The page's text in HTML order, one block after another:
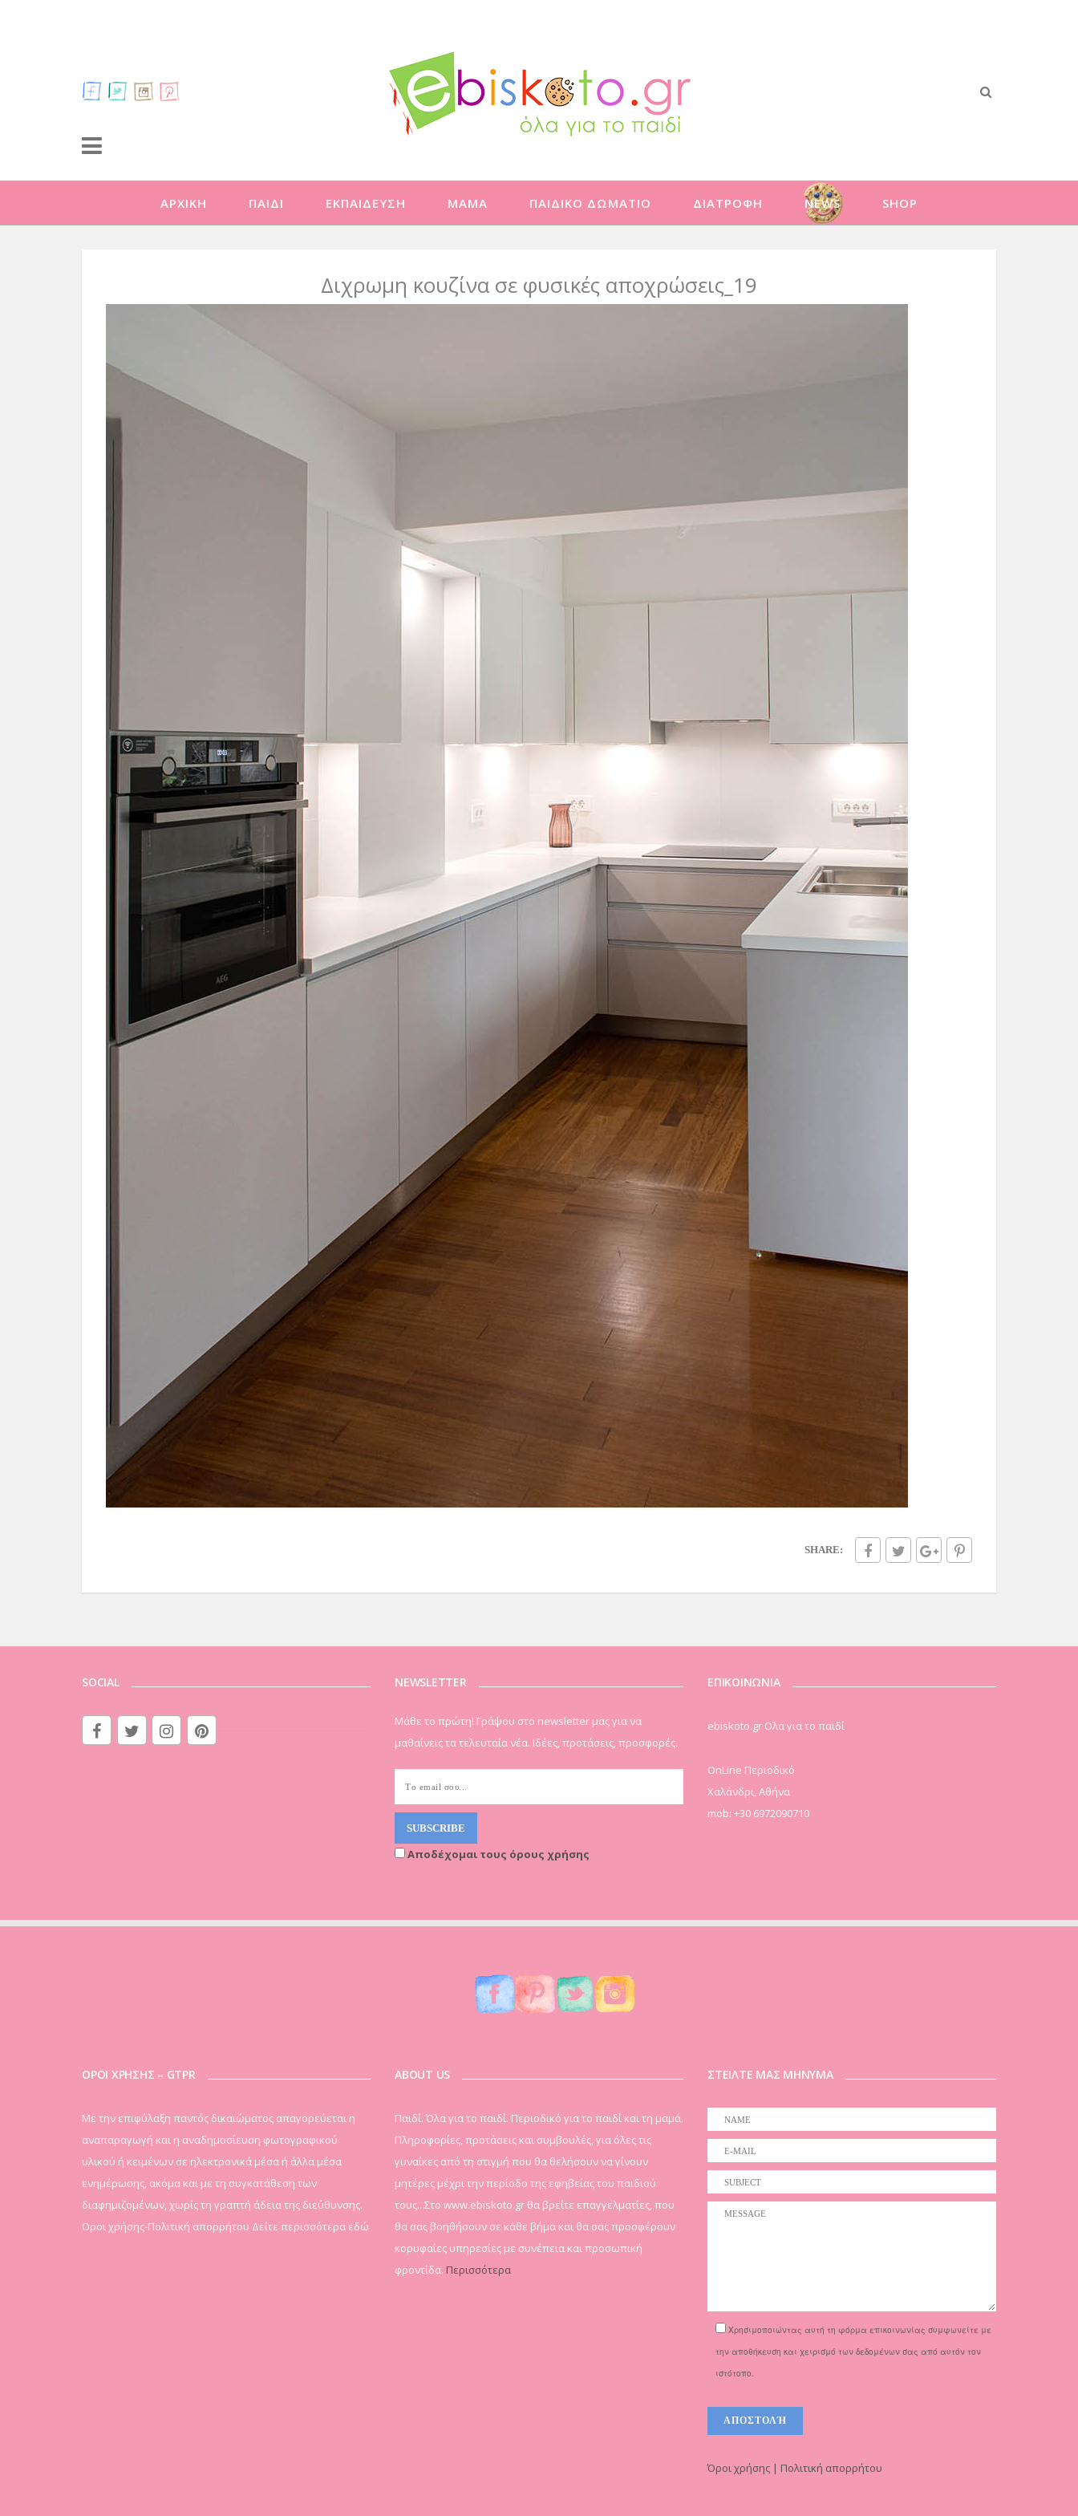
ΑΡΧΙΚΗ ΠΑΙΔΙ ΕΚΠΑΙΔΕΥΣΗ ΜΑΜΑ ΠΑΙΔΙΚΟ ΔΩΜΑΤΙΟ ΔΙΑΤΡΟΦΗ NEWS SHOP
Διχρωμη κουζίνα σε φυσικές αποχρώσεις_19
SHARE:
SOCIAL NEWSLETTER
Μάθε το πρώτη! Γράψου στο newsletter μας για να
μαθαίνεις τα τελευταία νέα. Ιδέες, προτάσεις, προσφορές.
Αποδέχομαι τους όρους χρήσης
ΕΠΙΚΟΙΝΩΝΙΑ
ebiskoto.gr Ολα για το παιδί
OnLine Περιοδικό
Χαλάνδρι, Αθήνα
mob: +30 6972090710
ΟΡΟΙ ΧΡΗΣΗΣ – GTPR
Mε την επιφύλαξη παντός δικαιώματος απαγορεύεται η
αναπαραγωγή και η αναδημοσίευση φωτογραφικού
υλικού ή κειμένων σε ηλεκτρονικά μέσα ή άλλα μέσα
ενημέρωσης, ακόμα και με τη συγκατάθεση των
διαφημιζομένων, χωρίς τη γραπτή άδεια της διεύθυνσης.
Οροι χρήσης-Πολιτική απορρήτου Δείτε περισσότερα εδώ
ABOUT US
Παιδί. Όλα για το παιδί. Περιοδικό για το παιδί και τη μαμά.
Πληροφορίες, προτάσεις και συμβουλές, για όλες τις
γυναίκες από τη στιγμή που θα θελήσουν να γίνουν
μητέρες μέχρι την περίοδο της εφηβείας του παιδιού
τους...Στο www.ebiskoto.gr θα βρείτε επαγγελματίες, που
θα σας βοηθήσουν σε κάθε βήμα και θα σας προσφέρουν
κορυφαίες υπηρεσίες με συνέπεια και προσωπική
φροντίδα. Περισσότερα
ΣΤΕΙΛΤΕ ΜΑΣ ΜΗΝΥΜΑ
Χρησιμοποιώντας αυτή τη φόρμα επικοινωνίας συμφωνείτε με
την αποθήκευση και χειρισμό των δεδομένων σας από αυτόν τον
ιστότοπο.
Όροι χρήσης | Πολιτική απορρήτου